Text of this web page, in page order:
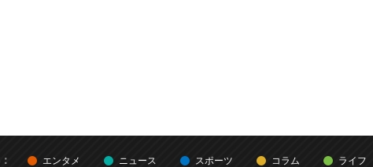
エンタメ ニュース スポーツ コラム ライフ